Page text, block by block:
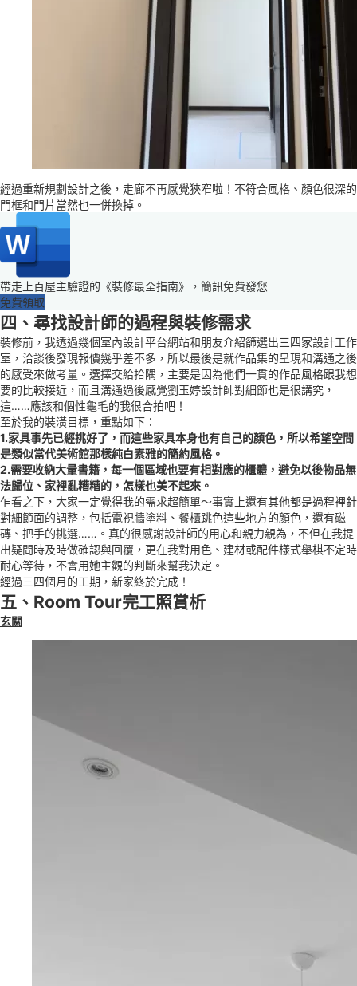
經過重新規劃設計之後，走廊不再感覺狹窄啦！不符合風格、顏色很深的
門框和門片當然也一併換掉。
帶走上百屋主驗證的《裝修最全指南》，簡訊免費發您
免費領取
四、尋找設計師的過程與裝修需求
裝修前，我透過幾個室內設計平台網站和朋友介紹篩選出三四家設計工作
室，洽談後發現報價幾乎差不多，所以最後是就作品集的呈現和溝通之後
的感受來做考量。選擇交給拾隅，主要是因為他們一貫的作品風格跟我想
要的比較接近，而且溝通過後感覺劉玉婷設計師對細節也是很講究，
這……應該和個性龜毛的我很合拍吧！
至於我的裝潢目標，重點如下：
1.家具事先已經挑好了，而這些家具本身也有自己的顏色，所以希望空間
是類似當代美術館那樣純白素雅的簡約風格。
2.需要收納大量書籍，每一個區域也要有相對應的櫃體，避免以後物品無
法歸位、家裡亂糟糟的，怎樣也美不起來。
乍看之下，大家一定覺得我的需求超簡單～事實上還有其他都是過程裡針
對細節面的調整，包括電視牆塗料、餐櫃跳色這些地方的顏色，還有磁
磚、把手的挑選……。真的很感謝設計師的用心和親力親為，不但在我提
出疑問時及時做確認與回覆，更在我對用色、建材或配件樣式舉棋不定時
耐心等待，不會用她主觀的判斷來幫我決定。
經過三四個月的工期，新家終於完成！
五、Room Tour完工照賞析
玄關